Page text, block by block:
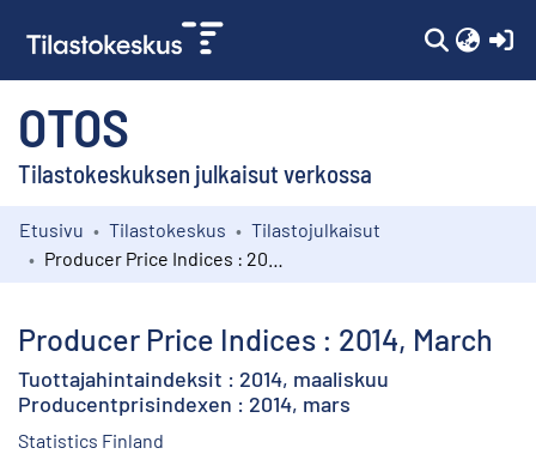
OTOS
Tilastokeskuksen julkaisut verkossa
Kokoelmat
Etusivu Tilastokeskus
Tilastojulkaisut
Producer Price Indices : 2014, March
Tuottajahintaindeksit : 2014, maaliskuu
Producentprisindexen : 2014, mars
Statistics Finland